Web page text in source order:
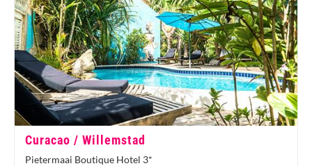
Curacao / Willemstad
Pietermaai Boutique Hotel 3*